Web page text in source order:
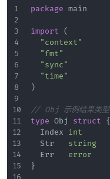
package main
import
(
"context"
"fmt"
"sync"
"time"
)
// Obj 示例结果类型
type Obj struct
{
	Index
int
	Str
string
	Err
error
}